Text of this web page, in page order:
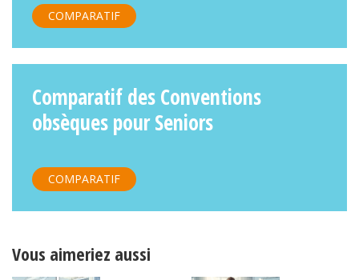
COMPARATIF
Comparatif des Conventions
obsèques pour Seniors
COMPARATIF
Vous aimeriez aussi